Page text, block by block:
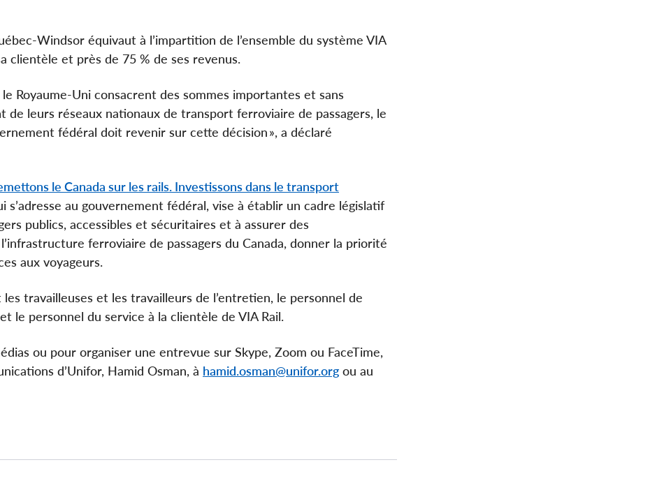
Windsor équivaut à l’impartition de l’ensemble du système VIA
clientèle et près de 75 % de ses revenus.
Royaume-Uni consacrent des sommes importantes et sans
leurs réseaux nationaux de transport ferroviaire de passagers, le
fédéral doit revenir sur cette décision », a déclaré
le Canada sur les rails. Investissons dans le transport
s’adresse au gouvernement fédéral, vise à établir un cadre législatif
publics, accessibles et sécuritaires et à assurer des
ferroviaire de passagers du Canada, donner la priorité
aux voyageurs.
travailleuses et les travailleurs de l’entretien, le personnel de
le personnel du service à la clientèle de VIA Rail.
ou pour organiser une entrevue sur Skype, Zoom ou FaceTime,
d’Unifor, Hamid Osman, à hamid.osman@unifor.org ou au